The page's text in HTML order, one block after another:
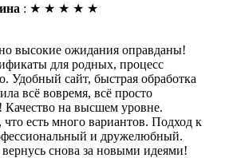
: ★ ★ ★ ★ ★
высокие ожидания оправданы!
для родных, процесс
Удобный сайт, быстрая обработка
всё вовремя, всё просто
Качество на высшем уровне.
есть много вариантов. Подход к
и дружелюбный.
снова за новыми идеями!